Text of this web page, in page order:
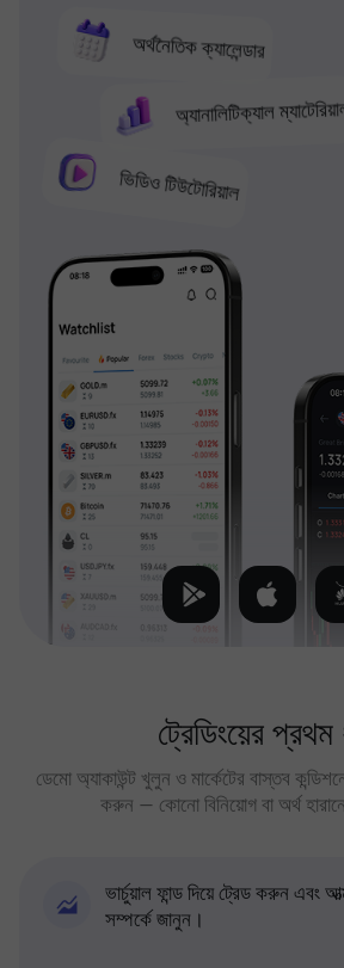
অর্থনৈতিক ক্যালেন্ডার
অ্যানালিটিক্যাল
ভিডিও টিউটোরিয়াল
ট্রেডিংয়ের প্রথম
ডেমো অ্যাকাউন্ট খুলুন ও মার্কেটের বাস্তব কন্ডিশনে
করুন — কোনো বিনিয়োগ বা অর্থ
ভার্চুয়াল ফান্ড দিয়ে ট্রেড করুন এবং
সম্পর্কে জানুন।